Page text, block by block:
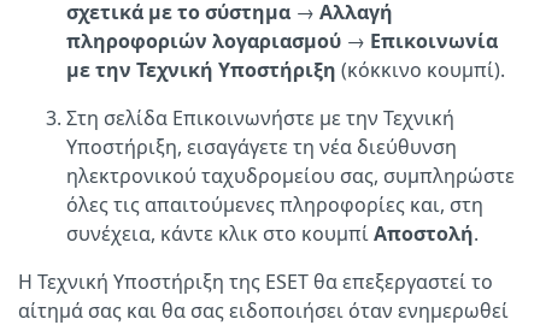
σχετικά με το σύστημα → Αλλαγή
πληροφοριών λογαριασμού → Επικοινωνία
με την Τεχνική Υποστήριξη (κόκκινο κουμπί).
Στη σελίδα Επικοινωνήστε με την Τεχνική
Υποστήριξη, εισαγάγετε τη νέα διεύθυνση
ηλεκτρονικού ταχυδρομείου σας, συμπληρώστε
όλες τις απαιτούμενες πληροφορίες και, στη
συνέχεια, κάντε κλικ στο κουμπίΑποστολή.
Η Τεχνική Υποστήριξη της ESET θα επεξεργαστεί το
αίτημά σας και θα σας ειδοποιήσει όταν ενημερωθεί